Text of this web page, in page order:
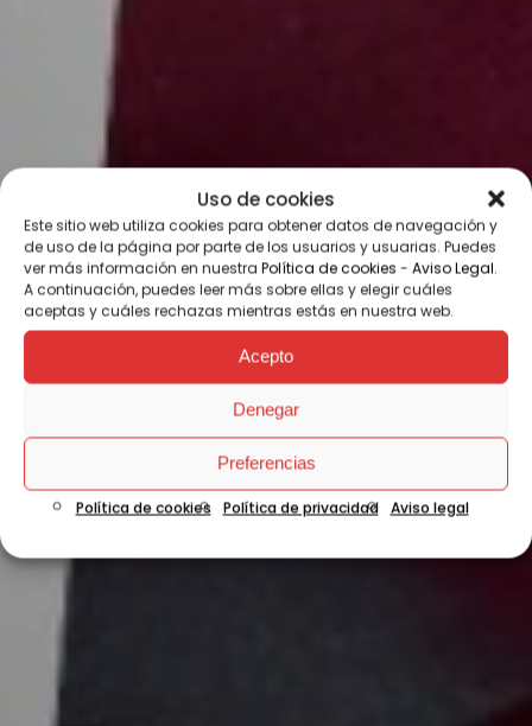
Uso de cookies
Este sitio web utiliza cookies para obtener datos de navegación y
de uso de la página por parte de los usuarios y usuarias. Puedes
ver más información en nuestra Política de cookies - Aviso Legal.
A continuación, puedes leer más sobre ellas y elegir cuáles
aceptas y cuáles rechazas mientras estás en nuestra web.
Acepto
Denegar
Preferencias
Política de cookies Política de privacidad Aviso legal